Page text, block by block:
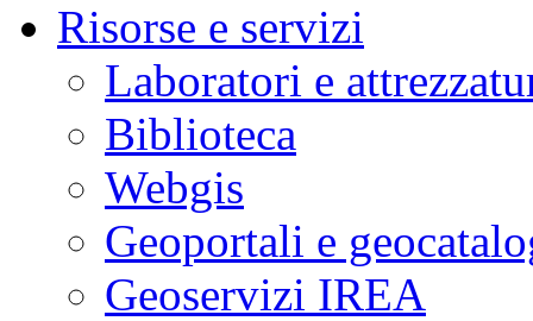
Risorse e servizi
Laboratori e
Biblioteca
Webgis
Geoportali e
Geoservizi IREA